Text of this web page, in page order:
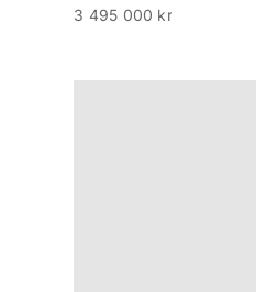
3 495 000 kr